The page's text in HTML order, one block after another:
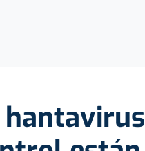
hantavirus